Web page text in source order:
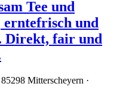
Tee und
erntefrisch und
Direkt, fair und
Mitterscheyern ·